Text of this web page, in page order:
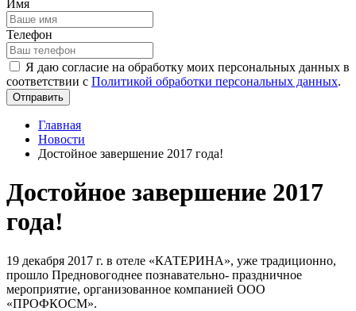
Имя
Телефон
Я даю согласие на обработку моих персональных данных в
соответствии с Политикой обработки персональных данных.
Отправить
Главная
Новости
Достойное завершение 2017 года!
Достойное завершение 2017
года!
19 декабря 2017 г. в отеле «КАТЕРИНА», уже традиционно,
прошло Предновогоднее познавательно- праздничное
мероприятие, организованное компанией ООО
«ПРОФКОСМ».